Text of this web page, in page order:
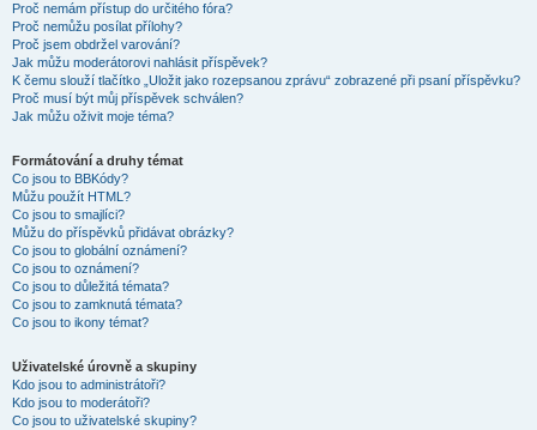
Proč nemám přístup do určitého fóra?
Proč nemůžu posílat přílohy?
Proč jsem obdržel varování?
Jak můžu moderátorovi nahlásit příspěvek?
K čemu slouží tlačítko „Uložit jako rozepsanou zprávu“ zobrazené při psaní příspěvku?
Proč musí být můj příspěvek schválen?
Jak můžu oživit moje téma?
Formátování a druhy témat
Co jsou to BBKódy?
Můžu použít HTML?
Co jsou to smajlíci?
Můžu do příspěvků přidávat obrázky?
Co jsou to globální oznámení?
Co jsou to oznámení?
Co jsou to důležitá témata?
Co jsou to zamknutá témata?
Co jsou to ikony témat?
Uživatelské úrovně a skupiny
Kdo jsou to administrátoři?
Kdo jsou to moderátoři?
Co jsou to uživatelské skupiny?